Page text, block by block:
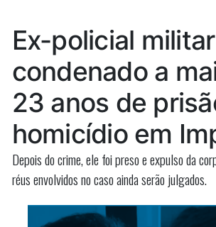
internação
de
paciente
no
UDI
Hospital
em
São
Luís”
Ex-policial
condenado a
23 anos de
homicídio em
Depois do crime, ele foi preso e expulso da
réus envolvidos no caso ainda serão julgados.